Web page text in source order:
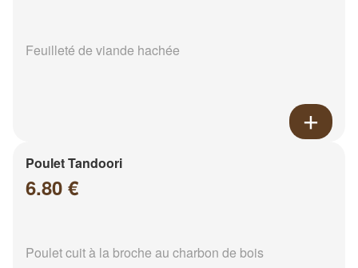
Feuilleté de viande hachée
Poulet Tandoori
6.80 €
Poulet cuit à la broche au charbon de bois